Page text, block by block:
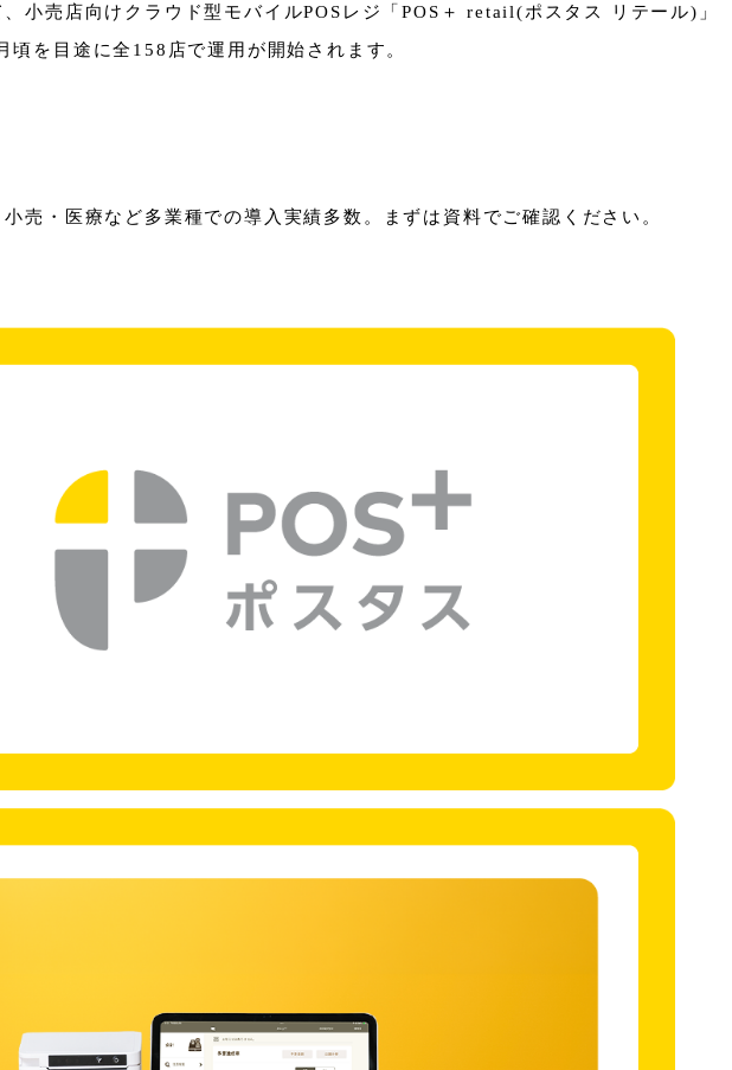
小売店向けクラウド型モバイルPOSレジ「POS＋ retail(ポスタス リテール)」
を目途に全158店で運用が開始されます。
売・医療など多業種での導入実績多数。まずは資料でご確認ください。